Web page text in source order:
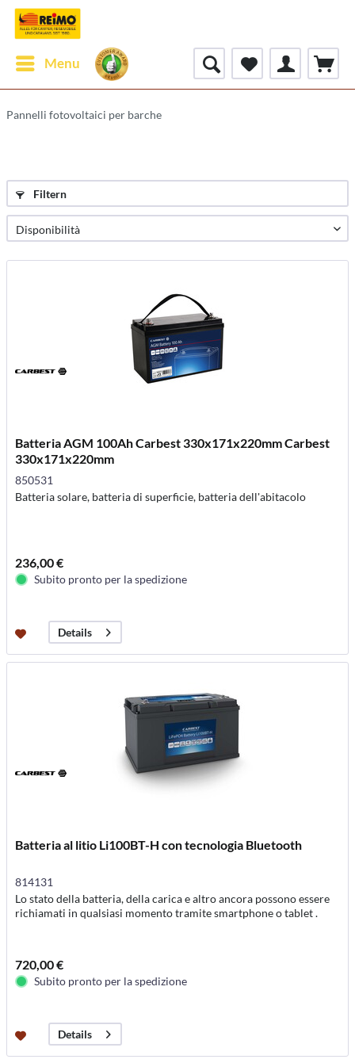
Menu
Pannelli fotovoltaici per barche
Filtern
Batteria AGM 100Ah Carbest 330x171x220mm Carbest
330x171x220mm
850531
Batteria solare, batteria di superficie, batteria dell'abitacolo
236,00 €
Subito pronto per la spedizione
Details
Batteria al litio Li100BT-H con tecnologia Bluetooth
814131
Lo stato della batteria, della carica e altro ancora possono essere
richiamati in qualsiasi momento tramite smartphone o tablet .
720,00 €
Subito pronto per la spedizione
Details